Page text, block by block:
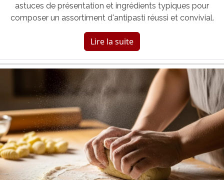
astuces de présentation et ingrédients typiques pour
composer un assortiment d'antipasti réussi et convivial.
Lire la suite